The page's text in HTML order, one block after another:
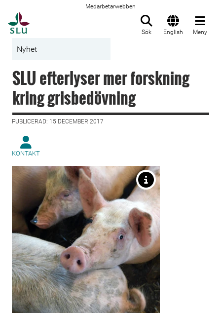
Medarbetarwebben
Sök English Meny
Nyhet
SLU efterlyser mer forskning
kring grisbedövning
PUBLICERAD: 15 DECEMBER 2017
KONTAKT